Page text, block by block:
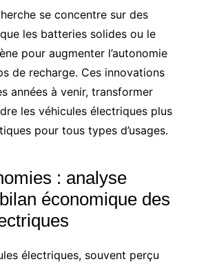
se concentre sur des
les batteries solides ou le
pour augmenter l’autonomie
de recharge. Ces innovations
années à venir, transformer
les véhicules électriques plus
pour tous types d’usages.
: analyse
économique des
électriques, souvent perçu